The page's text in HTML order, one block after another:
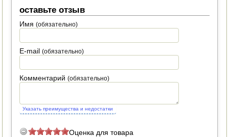
ОРЕХОКОЛЫ
оставьте отзыв
Имя(обязательно)
E-mail(обязательно)
Комментарий(обязательно)
Указать преимущества и недостатки
Оценка для товара